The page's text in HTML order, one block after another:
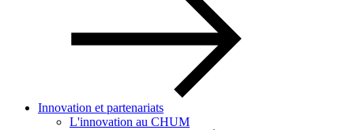
Innovation et partenariats
L'innovation au CHUM